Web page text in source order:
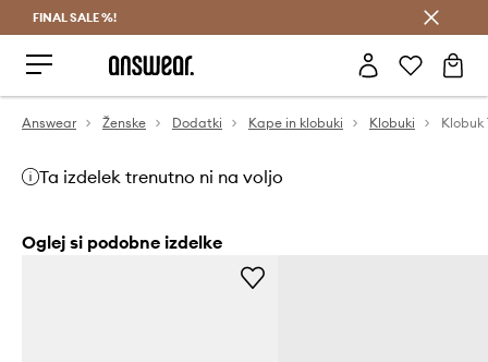
FINAL SALE %!
Answear Ženske Dodatki Kape in klobuki Klobuki
Ta izdelek trenutno ni na voljo
Oglej si podobne izdelke